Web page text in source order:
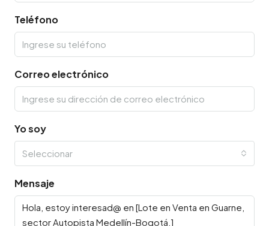
Teléfono
Correo electrónico
Yo soy
Seleccionar
Mensaje